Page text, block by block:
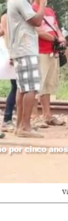
por cinco